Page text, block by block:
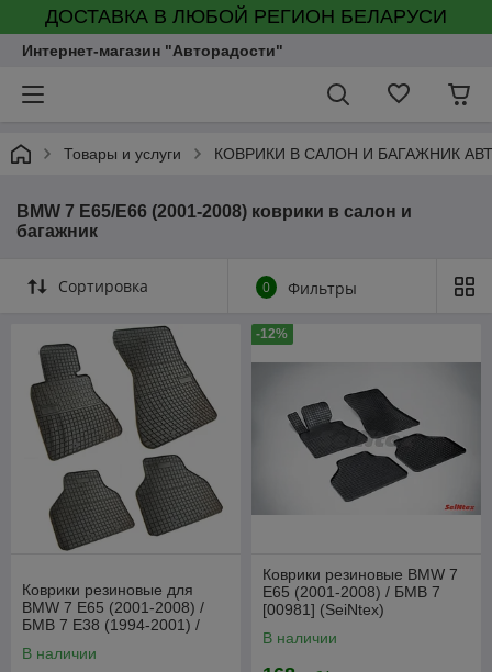
ДОСТАВКА В ЛЮБОЙ РЕГИОН БЕЛАРУСИ
Интернет-магазин "Авторадости"
Товары и услуги КОВРИКИ В САЛОН И БАГАЖНИК
BMW 7 E65/E66 (2001-2008) коврики в салон и
багажник
Сортировка 0 Фильтры
Коврики резиновые для
BMW 7 E65 (2001-2008) /
БМВ 7 E38 (1994-2001) /
В наличии
-12%
Коврики резиновые BMW 7
E65 (2001-2008) / БМВ 7
[00981] (SeiNtex)
В наличии